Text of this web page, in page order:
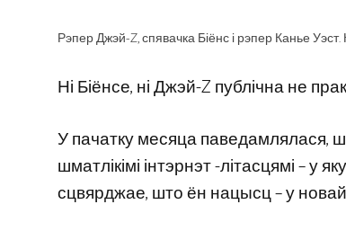
Рэпер Джэй-Z, спявачка Біёнс і рэпер Канье
Ні Біёнсе, ні Джэй-Z публічна не
У пачатку месяца паведамлялася,
шматлікімі інтэрнэт -літасцямі –
сцвярджае, што ён нацысц – у новай